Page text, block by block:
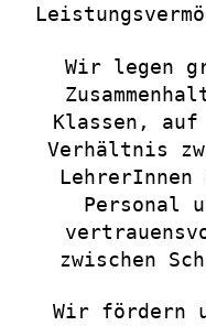
Wir legen
Klassen, auf
Verhältnis
LehrerInnen
Personal
zwischen
Wir fördern